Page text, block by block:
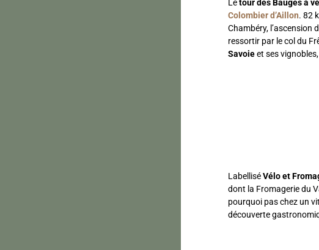
Letour des Bauges à
Colombier d’Aillon. 82
Chambéry, l’ascension
ressortir par le col du
Savoieet ses
LabelliséVélo et
dont la Fromagerie du
pourquoi pas chez un
découverte